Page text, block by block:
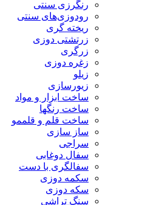
رنگرزی سنتی
رودوزی‌های سنتی
ریخته گری
زرتشتی دوزی
زرگری
زغره دوزی
زیلو
زیورسازی
ساخت ابزار و مواد
ساخت رنگها
ساخت قلم و قلممو
ساز سازی
سراجی
سفال دوغابی
سفالگری با دست
سکمه دوزی
سکه دوزی
سنگ تراشی